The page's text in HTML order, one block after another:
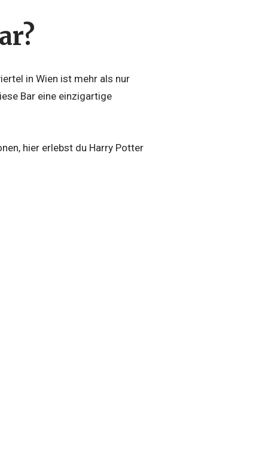
in Wien ist mehr als nur
Bar eine einzigartige
hier erlebst du Harry Potter